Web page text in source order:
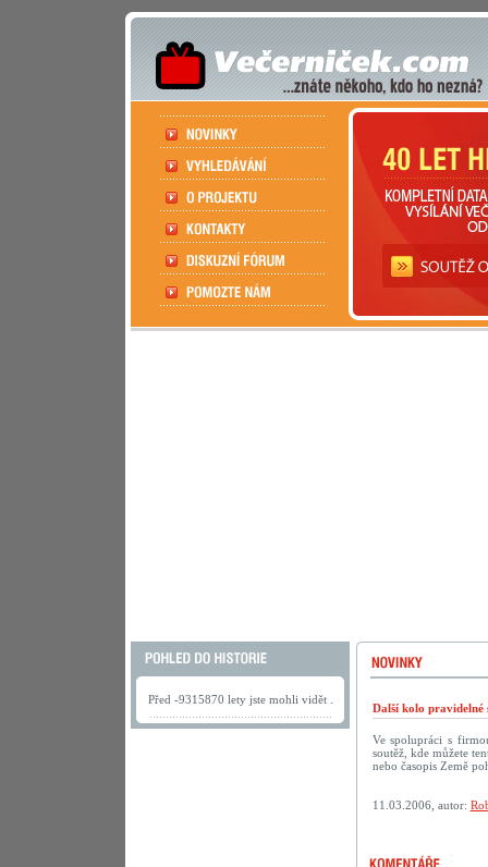
Před -9315870 lety jste mohli vidět .
Další kolo pravidelné
Ve spolupráci s
soutěž, kde můžete
nebo časopis Země
11.03.2006, autor: